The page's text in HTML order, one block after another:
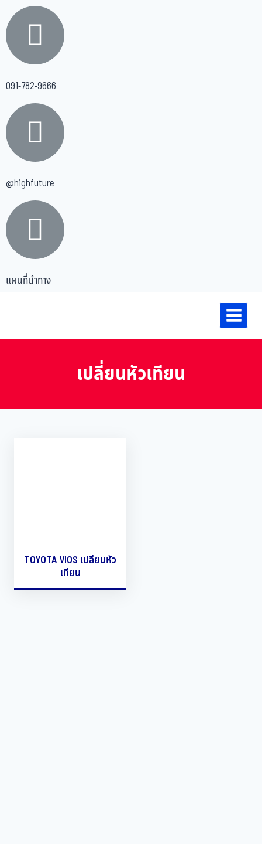
091-782-9666
@highfuture
แผนที่นำทาง
เปลี่ยนหัวเทียน
TOYOTA VIOS เปลี่ยนหัว
เทียน